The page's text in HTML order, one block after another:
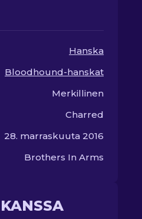
Hanska
Bloodhound-hanskat
Merkillinen
Charred
28. marraskuuta 2016
Brothers In Arms